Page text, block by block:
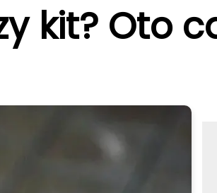
kit? Oto